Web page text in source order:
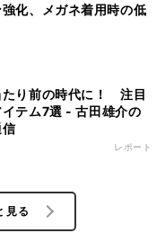
化、メガネ着用時の低
たり前の時代に！ 注目
テム7選 - 古田雄介の
信
レポート
見る